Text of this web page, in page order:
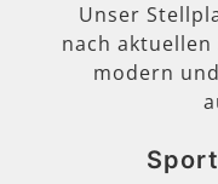
Unser
nach
modern